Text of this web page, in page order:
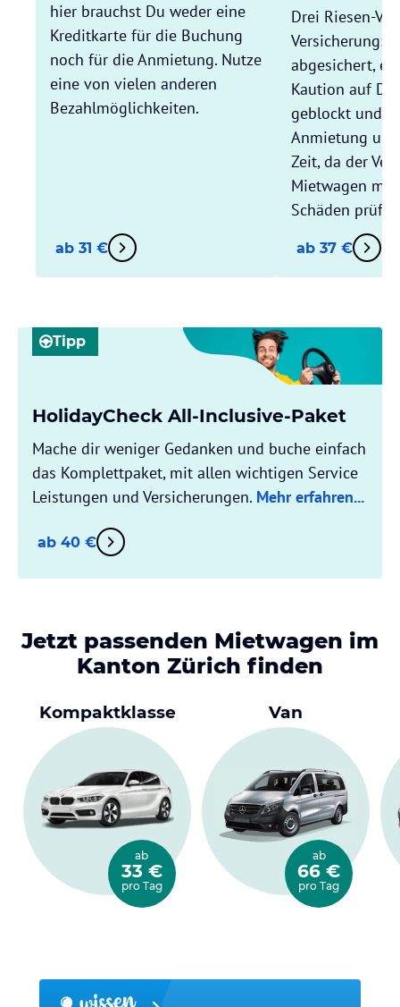
hier brauchst Du weder eine
Kreditkarte für die Buchung
noch für die Anmietung. Nutze
eine von vielen anderen
Bezahlmöglichkeiten.
ab 31 €
Drei Riesen-
Versicherung:
abgesichert,
Kaution auf
geblockt und
Anmietung
Zeit, da der
Mietwagen
Schäden prüft.
ab 37 €
Tipp
HolidayCheck All-Inclusive-Paket
Mache dir weniger Gedanken und buche einfach
das Komplettpaket, mit allen wichtigen Service
Leistungen und Versicherungen. Mehr erfahren...
ab 40 €
Jetzt passenden Mietwagen im
Kanton Zürich finden
Kompaktklasse
ab
33 €
pro Tag
Van
ab
66 €
pro Tag